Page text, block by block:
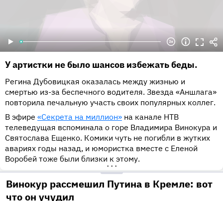
У артистки не было шансов избежать беды.
Регина Дубовицкая оказалась между жизнью и
смертью из-за беспечного водителя. Звезда «Аншлага»
повторила печальную участь своих популярных коллег.
В эфире «Секрета на миллион» на канале НТВ
телеведущая вспоминала о горе Владимира Винокура и
Святослава Ещенко. Комики чуть не погибли в жутких
авариях годы назад, и юмористка вместе с Еленой
Воробей тоже были близки к этому.
•••
Винокур рассмешил Путина в Кремле: вот
что он учудил